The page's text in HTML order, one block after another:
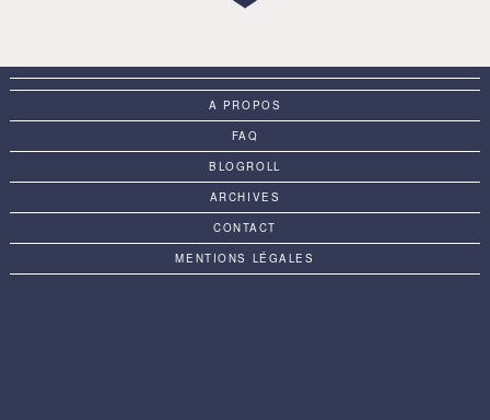
A PROPOS
FAQ
BLOGROLL
ARCHIVES
CONTACT
MENTIONS LÉGALES